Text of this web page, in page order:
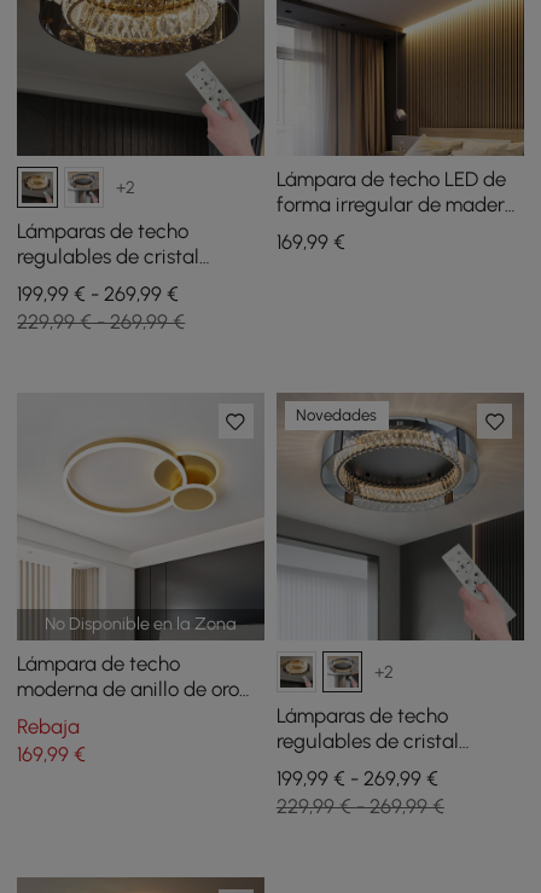
+2
Lámparas de techo
regulables de cristal
Orlova, luz LED de montaje
empotrado de 3 modos con
control remoto
199,99 € - 269,99 €
229,99 € - 269,99 €
Lámpara de techo LED de
forma irregular de madera
de roble nórdico de
montaje empotrado
169,99€
No Disponible en la Zona
Lámpara de techo
moderna de anillo de oro
redondo LED empotrado
Rebaja
169,99 €
Novedades
+2
Lámparas de techo
regulables de cristal
Orlova, luz LED de montaje
empotrado de 3 modos con
control remoto
199,99 € - 269,99 €
229,99 € - 269,99 €